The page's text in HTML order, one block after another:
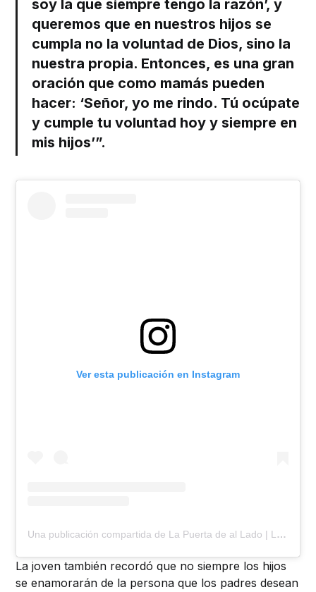
soy la que siempre tengo la razón’, y
queremos que en nuestros hijos se
cumpla no la voluntad de Dios, sino la
nuestra propia. Entonces, es una gran
oración que como mamás pueden
hacer: ‘Señor, yo me rindo. Tú ocúpate
y cumple tu voluntad hoy y siempre en
mis hijos’”.
Ver esta publicación en Instagram
Una publicación compartida de La Puerta de al Lado | LPLCOL (@lapuertalado)
La joven también recordó que no siempre los hijos
se enamorarán de la persona que los padres desean